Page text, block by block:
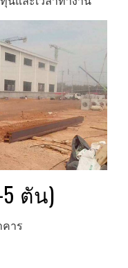
ตัน)
าร